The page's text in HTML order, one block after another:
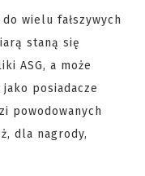
wielu fałszywych
staną się
ASG, a może
posiadacze
powodowanych
dla nagrody,